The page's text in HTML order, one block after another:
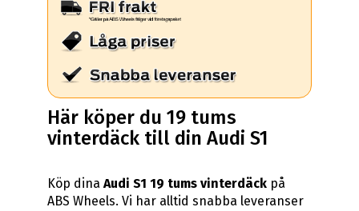
Här köper du 19 tums
vinterdäck till din Audi S1
Köp dinaAudi S1 19 tums vinterdäck på
ABS Wheels. Vi har alltid snabba leveranser